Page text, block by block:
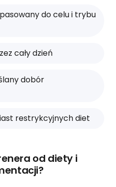
do celu i trybu
cały dzień
dobór
restrykcyjnych diet
od diety i